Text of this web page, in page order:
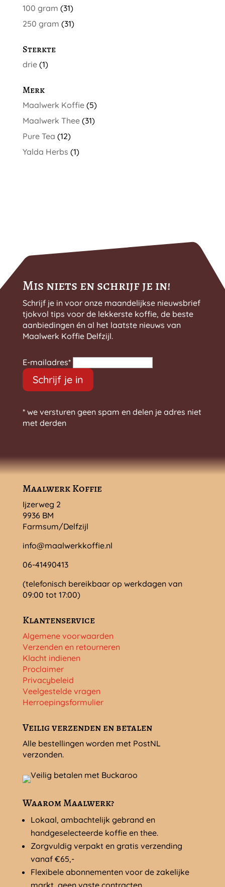
100 gram (31)
250 gram (31)
Sterkte
drie (1)
Merk
Maalwerk Koffie (5)
Maalwerk Thee (31)
Pure Tea (12)
Yalda Herbs (1)
Mis niets en schrijf je in!
Schrijf je in voor onze maandelijkse nieuwsbrief
tjokvol tips voor de lekkerste koffie, de beste
aanbiedingen én al het laatste nieuws van
Maalwerk Koffie Delfzijl.
E-mailadres*
Schrijf je in
* we versturen geen spam en delen je adres niet
met derden
Maalwerk Koffie
Ijzerweg 2
9936 BM
Farmsum/Delfzijl
info@maalwerkkoffie.nl
06-41490413
(telefonisch bereikbaar op werkdagen van
09:00 tot 17:00)
Klantenservice
Algemene voorwaarden
Verzenden en retourneren
Klacht indienen
Proclaimer
Privacybeleid
Veelgestelde vragen
Herroepingsformulier
Veilig verzenden en betalen
Alle bestellingen worden met PostNL
verzonden.
Waarom Maalwerk?
Lokaal, ambachtelijk gebrand en
handgeselecteerde koffie en thee.
Zorgvuldig verpakt en gratis verzending
vanaf €65,-
Flexibele abonnementen voor de zakelijke